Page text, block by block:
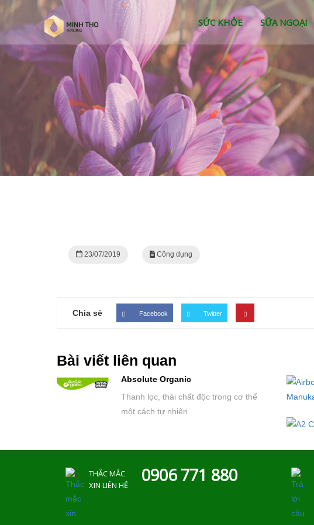
SỨC KHỎE SỮA NGOẠI
23/07/2019 Công dụng
Chia sẻ Facebook Twitter
Bài viết liên quan
Absolute Organic
Thanh lọc, thải chất độc trong cơ thể
một cách tự nhiên
THẮC MẮC
XIN LIÊN HỆ
0906 771 880